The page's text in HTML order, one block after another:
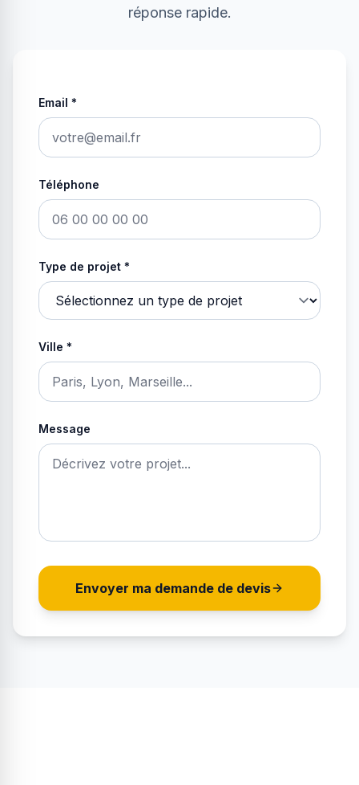
réponse rapide.
Email *
Téléphone
Type de projet *
Ville *
Message
Envoyer ma demande de devis